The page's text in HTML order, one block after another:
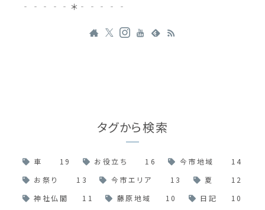
‐‐‐‐‐＊‐‐‐‐‐
タグから検索
車 19 お役立ち 16 今市地域
14
お祭り
13 今市エリア 13 夏
12
神社仏閣
11 藤原地域 10 日記
10